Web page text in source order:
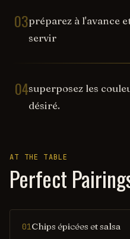
03préparez à l'avance
servir
04superposez les
désiré.
AT THE TABLE
Perfect
01Chips épicées et salsa